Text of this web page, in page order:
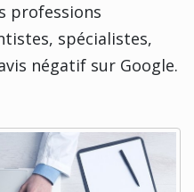
professions
spécialistes,
négatif sur Google.